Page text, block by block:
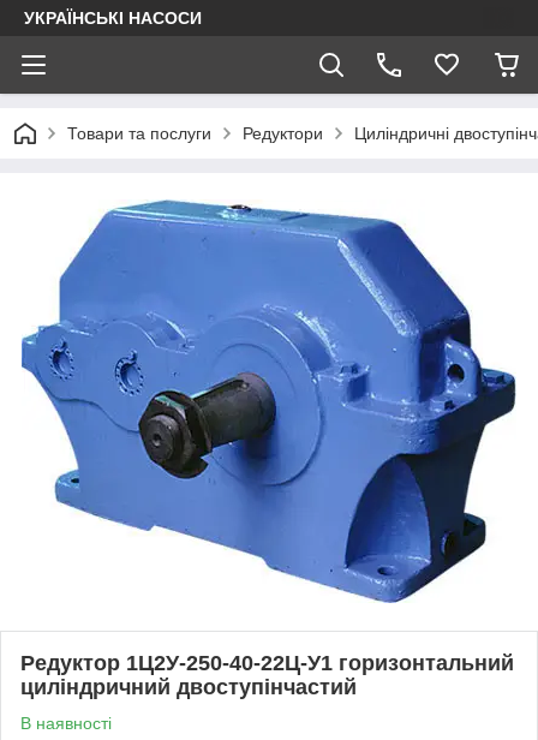
УКРАЇНСЬКІ НАСОСИ
Товари та послуги Редуктори Циліндричні
Редуктор 1Ц2У-250-40-22Ц-У1 горизонтальний
циліндричний двоступінчастий
В наявності